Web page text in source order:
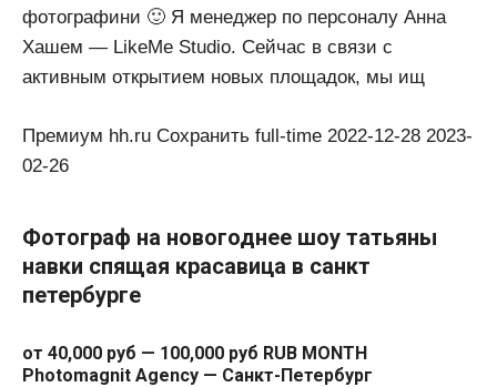
фотографини 🙂 Я менеджер по персоналу Анна
Хашем — LikeMe Studio. Сейчас в связи с
активным открытием новых площадок, мы ищ
Премиум hh.ru Сохранить full-time 2022-12-28 2023-
02-26
Фотограф на новогоднее шоу татьяны
навки спящая красавица в санкт
петербурге
от 40,000 руб — 100,000 руб RUB MONTH
Photomagnit Agency — Санкт-Петербург